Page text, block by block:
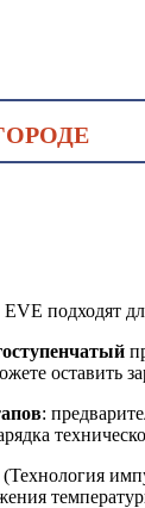
EVE подходят
оставить
:
(Технология